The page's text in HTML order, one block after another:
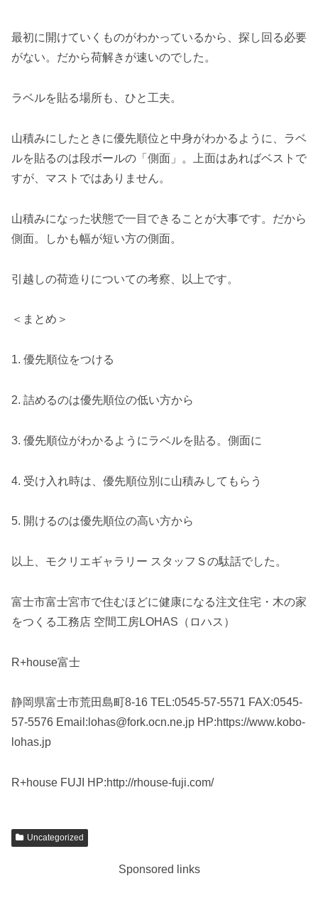
最初に開けていくものがわかっているから、探し回る必要
がない。だから荷解きが速いのでした。
ラベルを貼る場所も、ひと工夫。
山積みにしたときに優先順位と中身がわかるように、ラベ
ルを貼るのは段ボールの「側面」。
上面はあればベストで
すが、マストではありません。
山積みになった状態で一目できることが大事です。だから
側面。しかも幅が短い方の側面。
引越しの荷造りについての考察、以上です。
＜まとめ＞
1. 優先順位をつける
2. 詰めるのは優先順位の低い方から
3. 優先順位がわかるようにラベルを貼る。側面に
4. 受け入れ時は、優先順位別に山積みしてもらう
5. 開けるのは優先順位の高い方から
以上、モクリエギャラリー スタッフＳの駄話でした。
富士市富士宮市で住むほどに健康になる注文住宅・木の家
をつくる工務店 空間工房LOHAS（ロハス）
R+house富士
静岡県富士市荒田島町8-16 TEL:0545-57-5571 FAX:0545-
57-5576 Email:lohas@fork.ocn.ne.jp HP:https://www.kobo-
lohas.jp
R+house FUJI HP:http://rhouse-fuji.com/
Uncategorized
Sponsored links